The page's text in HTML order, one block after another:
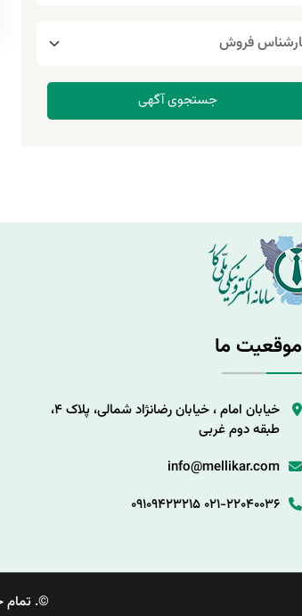
موقعیت ما
خیابان امام ، خیابان رضانژاد شمالی، پلاک 4،
طبقه دوم غربی
info@mellikar.com
021-22040036
09109423215
©. تمام